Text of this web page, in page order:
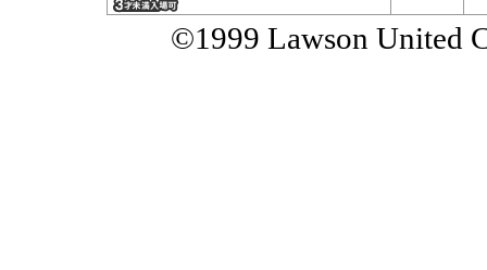
©1999 Lawson United